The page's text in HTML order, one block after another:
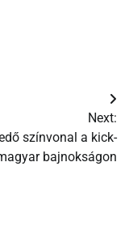
Next:
színvonal a kick-
bajnokságon